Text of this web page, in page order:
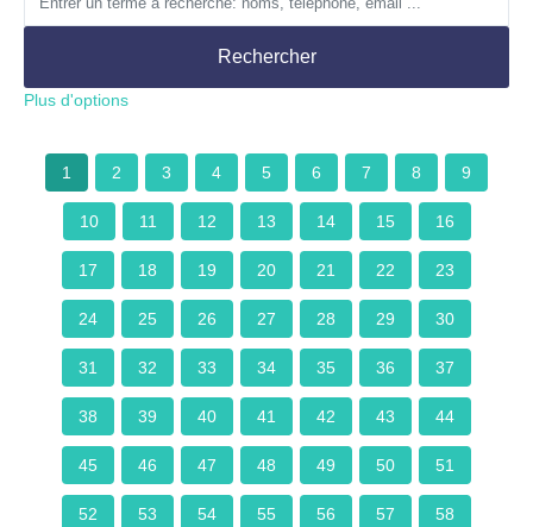
Rechercher
Plus d'options
1 2 3 4 5 6 7 8 9
10 11 12 13 14 15 16
17 18 19 20 21 22 23
24 25 26 27 28 29 30
31 32 33 34 35 36 37
38 39 40 41 42 43 44
45 46 47 48 49 50 51
52 53 54 55 56 57 58